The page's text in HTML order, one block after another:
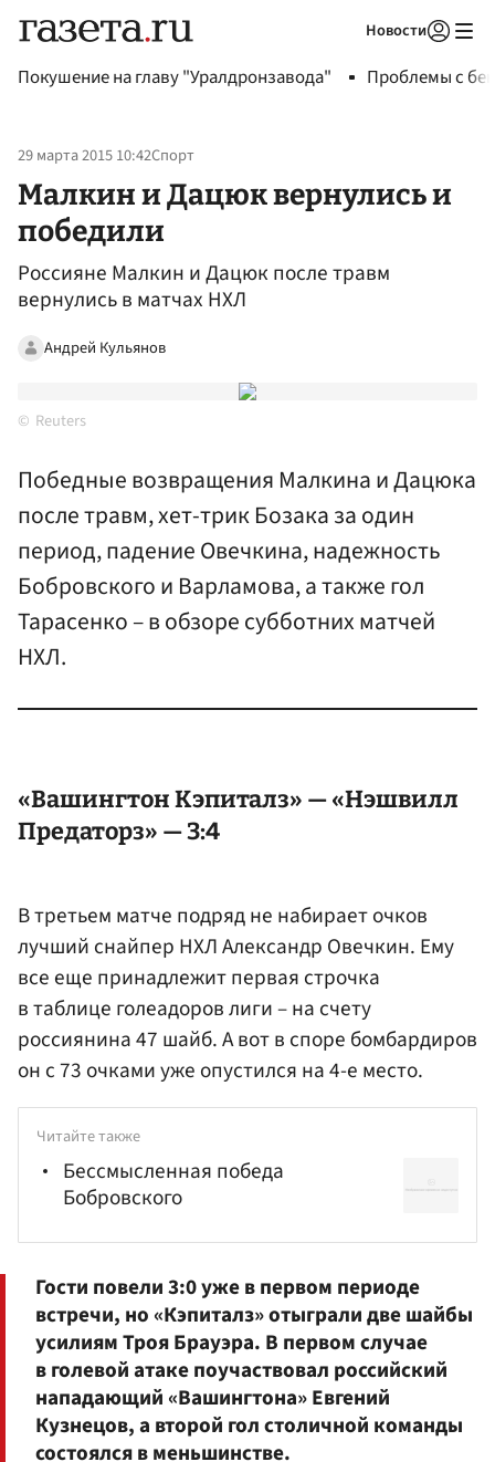
Новости
Покушение на главу "Уралдронзавода" Проблемы с
29 марта 2015 10:42Спорт
Малкин и Дацюк вернулись и
победили
Россияне Малкин и Дацюк после травм
вернулись в матчах НХЛ
Андрей Кульянов
Reuters
Победные возвращения Малкина и Дацюка
после травм, хет-трик Бозака за один
период, падение Овечкина, надежность
Бобровского и Варламова, а также гол
Тарасенко – в обзоре субботних матчей
НХЛ.
«Вашингтон Кэпиталз» — «Нэшвилл
Предаторз» — 3:4
В третьем матче подряд не набирает очков
лучший снайпер НХЛАлександр Овечкин. Ему
все еще принадлежит первая строчка
в таблице голеадоров лиги – на счету
россиянина 47 шайб. А вот в споре бомбардиров
он с 73 очками уже опустился на 4-е место.
Читайте также
Бессмысленная победа
Бобровского
Гости повели 3:0 уже в первом периоде
встречи, но «Кэпиталз» отыграли две шайбы
усилиям Троя Брауэра. В первом случае
в голевой атаке поучаствовал российский
нападающий «Вашингтона»Евгений
Кузнецов, а второй гол столичной команды
состоялся в меньшинстве.